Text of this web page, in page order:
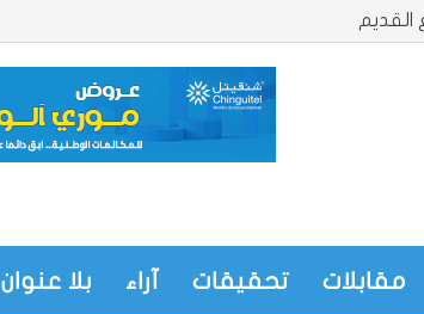
القديم
مقابلات تحقيقات آراء بلا عنوان